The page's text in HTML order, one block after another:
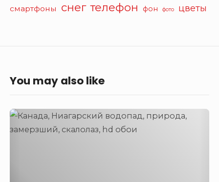
смартфоны снег телефон фон фото цветы
You may also like
Ниагарский
водопад